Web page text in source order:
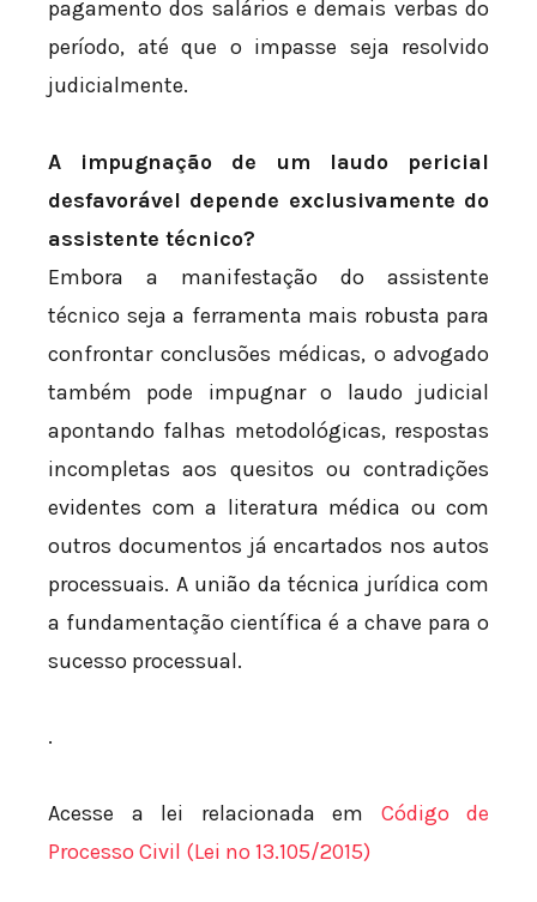
pagamento dos salários e demais verbas do
período, até que o impasse seja resolvido
judicialmente.
A impugnação de um laudo pericial
desfavorável depende exclusivamente do
assistente técnico?
Embora a manifestação do assistente
técnico seja a ferramenta mais robusta para
confrontar conclusões médicas, o advogado
também pode impugnar o laudo judicial
apontando falhas metodológicas, respostas
incompletas aos quesitos ou contradições
evidentes com a literatura médica ou com
outros documentos já encartados nos autos
processuais. A união da técnica jurídica com
a fundamentação científica é a chave para o
sucesso processual.
.
Acesse a lei relacionada em Código de
Processo Civil (Lei nº 13.105/2015)